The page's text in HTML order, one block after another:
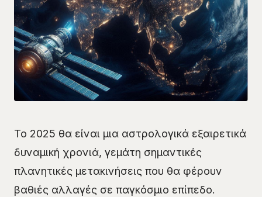
Το 2025 θα είναι μια αστρολογικά εξαιρετικά
δυναμική χρονιά, γεμάτη σημαντικές
πλανητικές μετακινήσεις που θα φέρουν
βαθιές αλλαγές σε παγκόσμιο επίπεδο.